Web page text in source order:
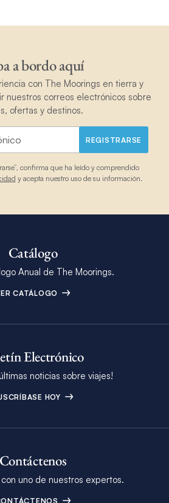
a bordo aquí
con The Moorings en tierra y
nuestros correos electrónicos sobre
ofertas y destinos.
REGISTRARSE
confirma que ha leído y comprendido
y acepta nuestro uso de su información.
Catálogo
Anual de The Moorings.
CATÁLOGO
Electrónico
noticias sobre viajes!
HOY
Contáctenos
uno de nuestros expertos.